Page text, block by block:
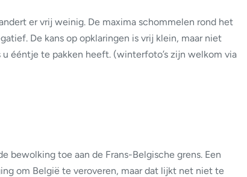
er vrij weinig. De maxima schommelen rond het
De kans op opklaringen is vrij klein, maar niet
u ééntje te pakken heeft. (winterfoto’s zijn welkom via
bewolking toe aan de Frans-Belgische grens. Een
om België te veroveren, maar dat lijkt net niet te